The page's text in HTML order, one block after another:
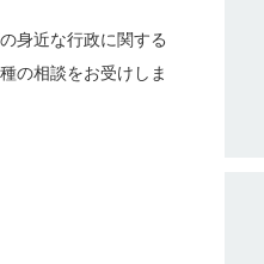
身近な行政に関する
の相談をお受けしま